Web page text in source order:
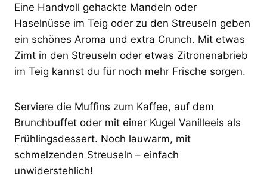
Eine Handvoll gehackte Mandeln oder
Haselnüsse im Teig oder zu den Streuseln geben
ein schönes Aroma und extra Crunch. Mit etwas
Zimt in den Streuseln oder etwas Zitronenabrieb
im Teig kannst du für noch mehr Frische sorgen.
Serviere die Muffins zum Kaffee, auf dem
Brunchbuffet oder mit einer Kugel Vanilleeis als
Frühlingsdessert. Noch lauwarm, mit
schmelzenden Streuseln – einfach
unwiderstehlich!